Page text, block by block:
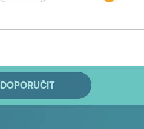
DOPORUČIT